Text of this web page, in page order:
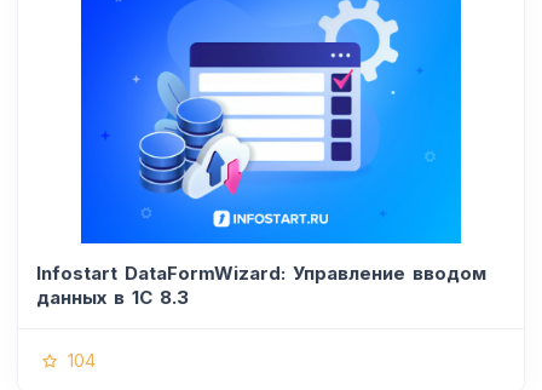
Infostart DataFormWizard: Управление вводом
данных в 1С 8.3
104